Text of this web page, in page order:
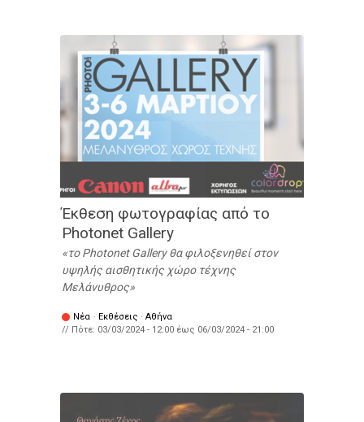
Έκθεση φωτογραφίας από το
Photonet Gallery
το Photonet Gallery θα φιλοξενηθεί στον
υψηλής αισθητικής χώρο τέχνης
Μελάνυθρος
Νέα · Εκθέσεις · Αθήνα
// Πότε: 03/03/2024 - 12:00 έως 06/03/2024 - 21:00